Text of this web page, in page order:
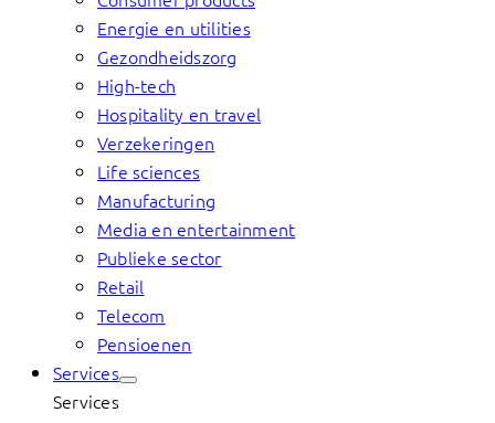
Energie en utilities
Gezondheidszorg
High-tech
Hospitality en travel
Verzekeringen
Life sciences
Manufacturing
Media en entertainment
Publieke sector
Retail
Telecom
Pensioenen
Services
Services